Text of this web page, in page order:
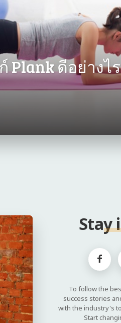
Plank ดีอย่างไ
Stay
To follow the
success stories
with the industry's
Start